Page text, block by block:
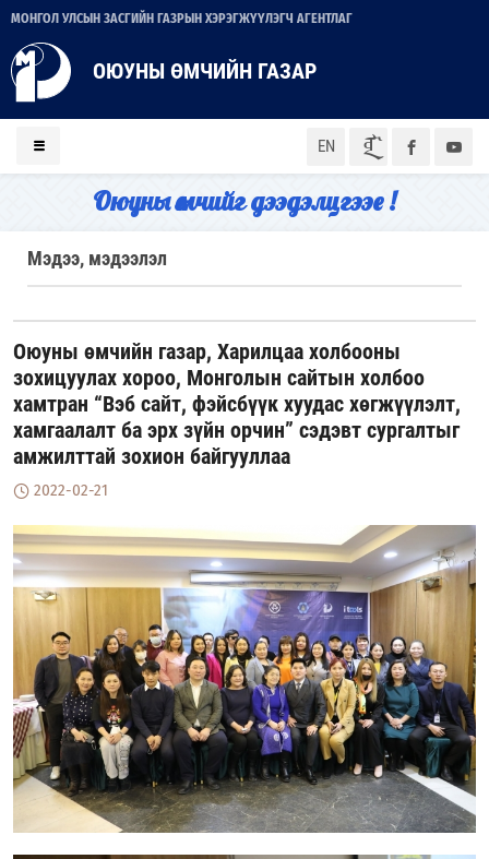
МОНГОЛ УЛСЫН ЗАСГИЙН ГАЗРЫН ХЭРЭГЖҮҮЛЭГЧ АГЕНТЛАГ
ОЮУНЫ ӨМЧИЙН ГАЗАР
EN ᠮᠣᠨ
Оюуны өмчийг дээдэлцгээе !
Мэдээ, мэдээлэл
Оюуны өмчийн газар, Харилцаа холбооны
зохицуулах хороо, Монголын сайтын холбоо
хамтран “Вэб сайт, фэйсбүүк хуудас хөгжүүлэлт,
хамгаалалт ба эрх зүйн орчин” сэдэвт сургалтыг
амжилттай зохион байгууллаа
2022-02-21